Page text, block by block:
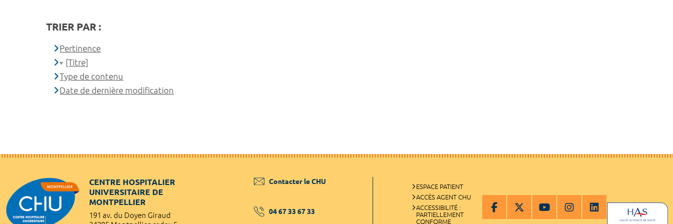
TRIER PAR :
Pertinence
[Titre]
Type de contenu
Date de dernière modification
CENTRE HOSPITALIER
UNIVERSITAIRE DE
MONTPELLIER
191 av. du Doyen Giraud
Contacter le CHU
04 67 33 67 33
ESPACE PATIENT
ACCÈS AGENT CHU
ACCESSIBILITÉ :
PARTIELLEMENT
CONFORME